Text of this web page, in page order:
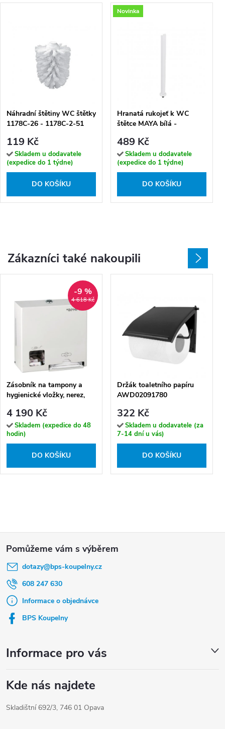
Náhradní štětiny WC štětky
1178C-26 - 1178C-2-51
119 Kč
Skladem u dodavatele
(expedice do 1 týdne)
DO KOŠÍKU
Novinka
Hranatá rukojeť k WC
štětce MAYA bílá -
489 Kč
Skladem u dodavatele
(expedice do 1 týdne)
DO KOŠÍKU
Zákazníci také nakoupili
4 618 Kč
-9 %
Zásobník na tampony a
hygienické vložky, nerez,
4 190 Kč
Skladem (expedice do 48
hodin)
DO KOŠÍKU
Držák toaletního papíru
AWD02091780
322 Kč
Skladem u dodavatele (za
7-14 dní u vás)
DO KOŠÍKU
dotazy@bps-koupelny.cz
608 247 630
Informace o objednávce
BPS Koupelny
Informace pro vás
Kde nás najdete
Skladištní 692/3, 746 01 Opava